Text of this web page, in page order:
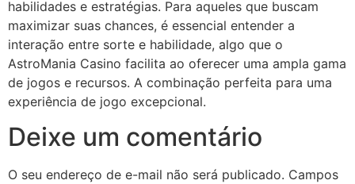
habilidades e estratégias. Para aqueles que buscam
maximizar suas chances, é essencial entender a
interação entre sorte e habilidade, algo que o
AstroMania Casino facilita ao oferecer uma ampla gama
de jogos e recursos. A combinação perfeita para uma
experiência de jogo excepcional.
Deixe um comentário
O seu endereço de e-mail não será publicado. Campos